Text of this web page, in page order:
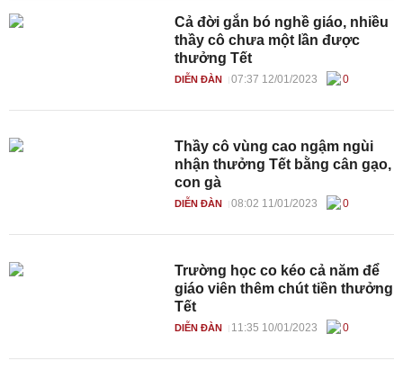
Cả đời gắn bó nghề giáo, nhiều
thầy cô chưa một lần được
thưởng Tết
DIỄN ĐÀN 07:37 12/01/2023 0
Thầy cô vùng cao ngậm ngùi
nhận thưởng Tết bằng cân gạo,
con gà
DIỄN ĐÀN 08:02 11/01/2023 0
Trường học co kéo cả năm để
giáo viên thêm chút tiền thưởng
Tết
DIỄN ĐÀN 11:35 10/01/2023 0